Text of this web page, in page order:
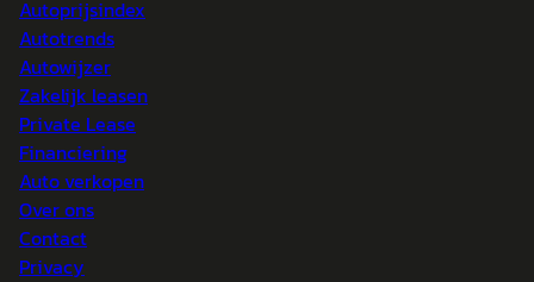
Autoprijsindex
Autotrends
Autowijzer
Zakelijk leasen
Private Lease
Financiering
Auto verkopen
Over ons
Contact
Privacy